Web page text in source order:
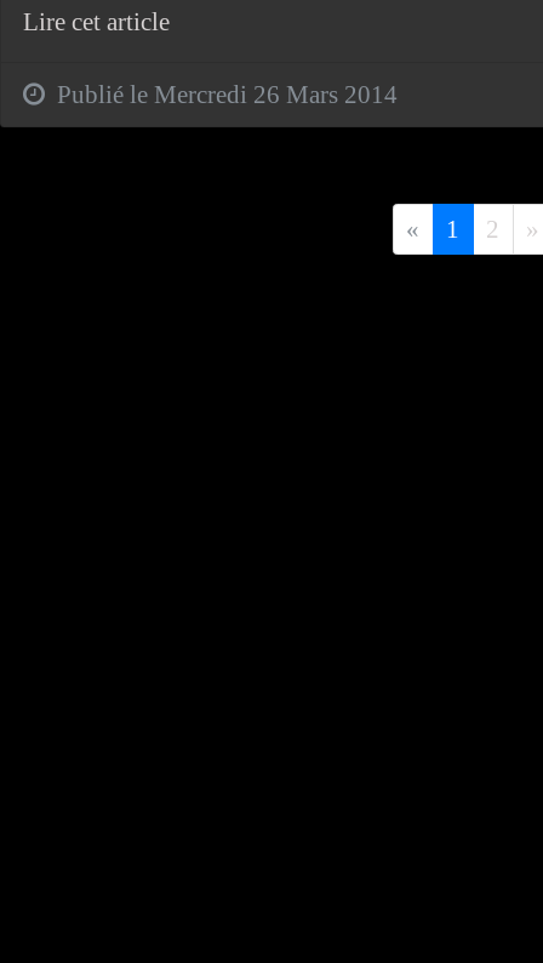
Lire cet article
Publié le Mercredi 26 Mars 2014
« Précédent
1 2 »